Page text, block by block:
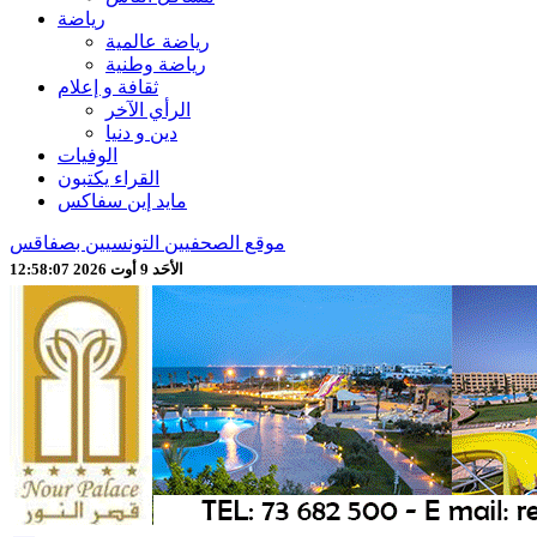
رياضة
رياضة عالمية
رياضة وطنية
ثقافة و إعلام
الرأي الآخر
دين و دنيا
الوفيات
القراء يكتبون
مايد إين سفاكس
موقع الصحفيين التونسيين بصفاقس
الأحَد 9 أوت 2026 12:58:09